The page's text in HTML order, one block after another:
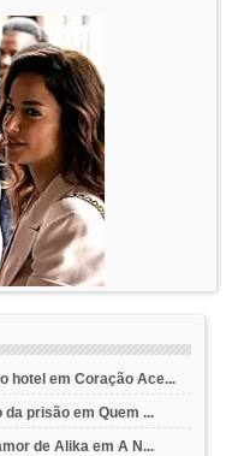
hotel em Coração Ace...
prisão em Quem ...
de Alika em A N...